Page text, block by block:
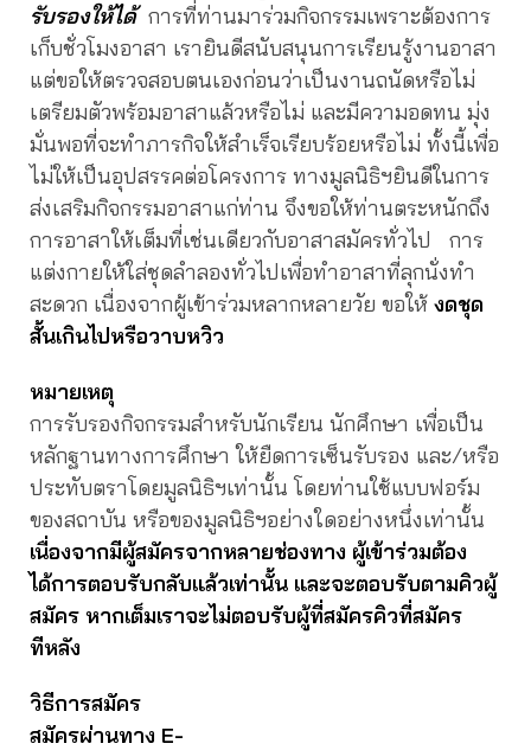
รับรองให้ได้ การที่ท่านมาร่วมกิจกรรมเพราะต้องการ
เก็บชั่วโมงอาสา เรายินดีสนับสนุนการเรียนรู้งานอาสา
แต่ขอให้ตรวจสอบตนเองก่อนว่าเป็นงานถนัดหรือไม่
เตรียมตัวพร้อมอาสาแล้วหรือไม่ และมีความอดทน มุ่ง
มั่นพอที่จะทำภารกิจให้สำเร็จเรียบร้อยหรือไม่ ทั้งนี้เพื่อ
ไม่ให้เป็นอุปสรรคต่อโครงการ ทางมูลนิธิฯยินดีในการ
ส่งเสริมกิจกรรมอาสาแก่ท่าน จึงขอให้ท่านตระหนักถึง
การอาสาให้เต็มที่เช่นเดียวกับอาสาสมัครทั่วไป การ
แต่งกายให้ใส่ชุดลำลองทั่วไปเพื่อทำอาสาที่ลุกนั่งทำ
สะดวก เนื่องจากผู้เข้าร่วมหลากหลายวัย ขอให้ งดชุด
สั้นเกินไปหรือวาบหวิว
หมายเหตุ
การรับรองกิจกรรมสำหรับนักเรียน นักศึกษา เพื่อเป็น
หลักฐานทางการศึกษา ให้ยืดการเซ็นรับรอง และ/หรือ
ประทับตราโดยมูลนิธิฯเท่านั้น โดยท่านใช้แบบฟอร์ม
ของสถาบัน หรือของมูลนิธิฯอย่างใดอย่างหนึ่งเท่านั้น
เนื่องจากมีผู้สมัครจากหลายช่องทาง ผู้เข้าร่วมต้อง
ได้การตอบรับกลับแล้วเท่านั้น และจะตอบรับตามคิวผู้
สมัคร หากเต็มเราจะไม่ตอบรับผู้ที่สมัครคิวที่สมัคร
ทีหลัง
วิธีการสมัคร
สมัครผ่านทาง E-